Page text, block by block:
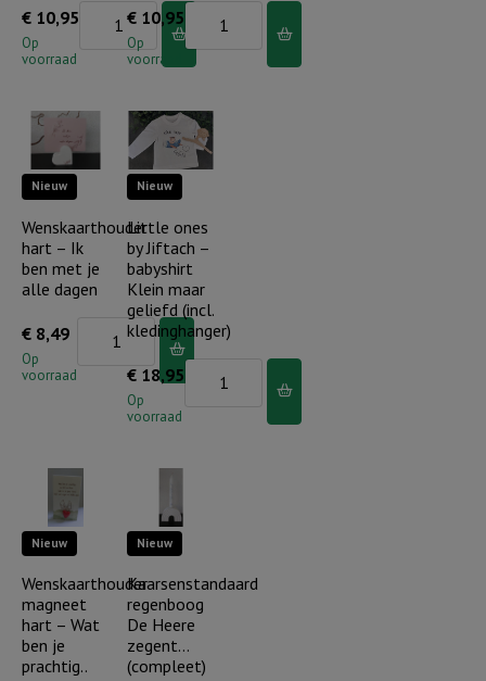
€ 10,95
Op
voorraad
Rustieke
tegeltje
(incl.
houder)
aantal
€ 10,95
Op
voorraad
Rustieke
tegeltje
wit
GHL
tekens
roze
(incl.
houder)
aantal
Nieuw
Wenskaarthouder
hart – Ik
ben met je
alle dagen
€ 8,49
Op
voorraad
Wenskaarthouder
je
alle
aantal
Nieuw
Little ones
by Jiftach –
babyshirt
Klein maar
geliefd (incl.
kledinghanger)
€ 18,95
Op
voorraad
maar
geliefd
(incl.
kledinghanger)
Nieuw
Wenskaarthouder
magneet
hart – Wat
ben je
prachtig..
Nieuw
Kaarsenstandaard
regenboog
De Heere
zegent…
(compleet)